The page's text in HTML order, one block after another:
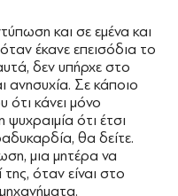
και σε εμένα και
έκανε επεισόδια το
δεν υπήρχε στο
Σε κάποιο
ότι κάνει μόνο
ότι έτσι
θα δείτε.
μια μητέρα να
της, όταν είναι στο